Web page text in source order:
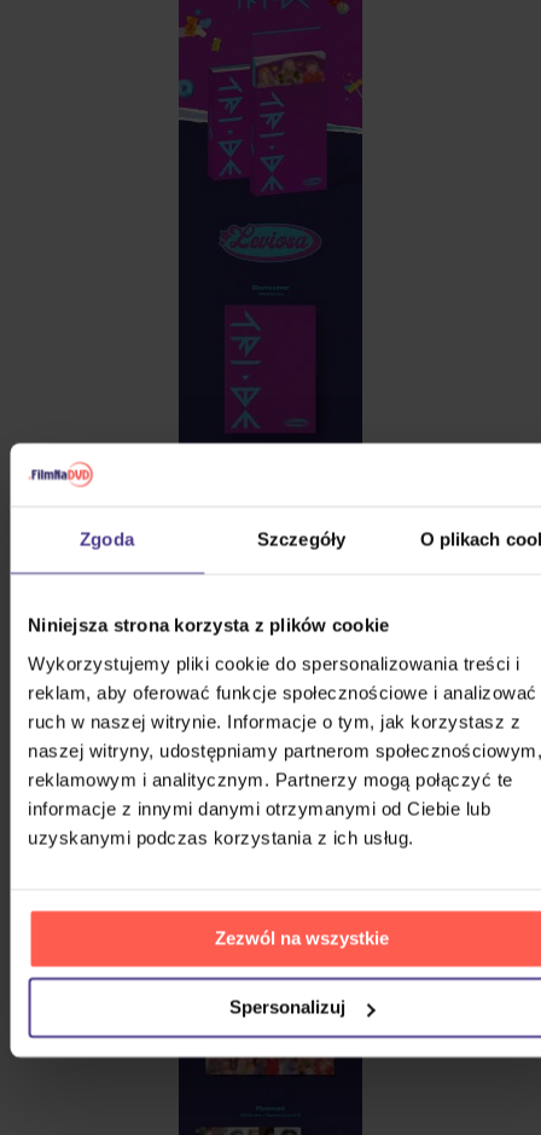
Zgoda Szczegóły O plikach
Niniejsza strona korzysta z plików cookie
Wykorzystujemy pliki cookie do spersonalizowania treści i
reklam, aby oferować funkcje społecznościowe i analizować
ruch w naszej witrynie. Informacje o tym, jak korzystasz z
naszej witryny, udostępniamy partnerom społecznościowym,
reklamowym i analitycznym. Partnerzy mogą połączyć te
informacje z innymi danymi otrzymanymi od Ciebie lub
uzyskanymi podczas korzystania z ich usług.
Zezwól na wszystkie
Spersonalizuj